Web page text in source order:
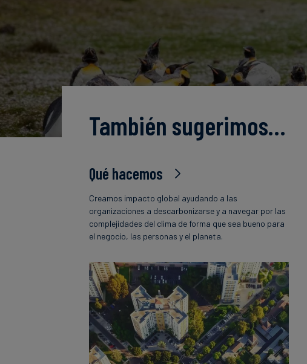
También sugerimos…
Qué hacemos
Creamos impacto global ayudando a las
organizaciones a descarbonizarse y a navegar por las
complejidades del clima de forma que sea bueno para
el negocio, las personas y el planeta.